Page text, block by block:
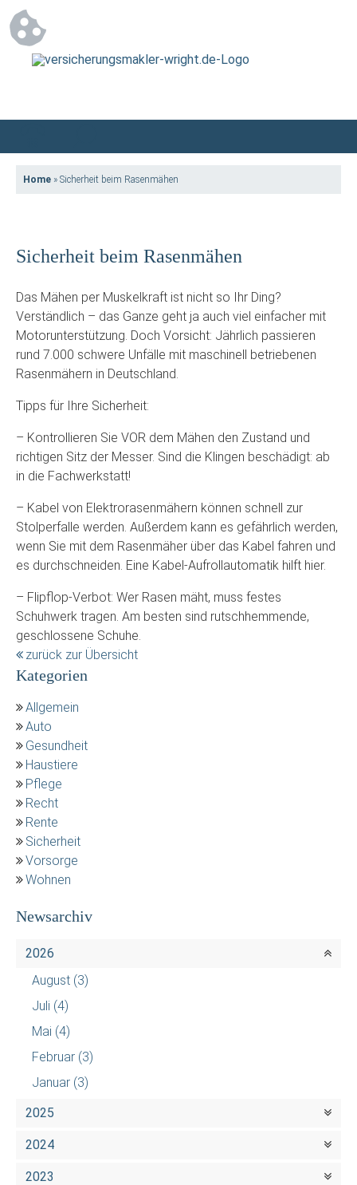
Home » Sicherheit beim Rasenmähen
Sicherheit beim Rasenmähen
Das Mähen per Muskelkraft ist nicht so Ihr Ding?
Verständlich – das Ganze geht ja auch viel einfacher mit
Motorunterstützung. Doch Vorsicht: Jährlich passieren
rund 7.000 schwere Unfälle mit maschinell betriebenen
Rasenmähern in Deutschland.
Tipps für Ihre Sicherheit:
– Kontrollieren Sie VOR dem Mähen den Zustand und
richtigen Sitz der Messer. Sind die Klingen beschädigt: ab
in die Fachwerkstatt!
– Kabel von Elektrorasenmähern können schnell zur
Stolperfalle werden. Außerdem kann es gefährlich werden,
wenn Sie mit dem Rasenmäher über das Kabel fahren und
es durchschneiden. Eine Kabel-Aufrollautomatik hilft hier.
– Flipflop-Verbot: Wer Rasen mäht, muss festes
Schuhwerk tragen. Am besten sind rutschhemmende,
geschlossene Schuhe.
zurück zur Übersicht
Kategorien
Allgemein
Auto
Gesundheit
Haustiere
Pflege
Recht
Rente
Sicherheit
Vorsorge
Wohnen
Newsarchiv
2026
August (3)
Juli (4)
Mai (4)
Februar (3)
Januar (3)
2025
2024
2023